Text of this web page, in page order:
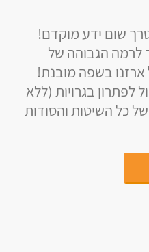
שום ידע מוקדם!
לרמה הגבוהה של
ארזנו בשפה מובנת!
לפתרון בגרויות (ללא
כל השיטות והסודות